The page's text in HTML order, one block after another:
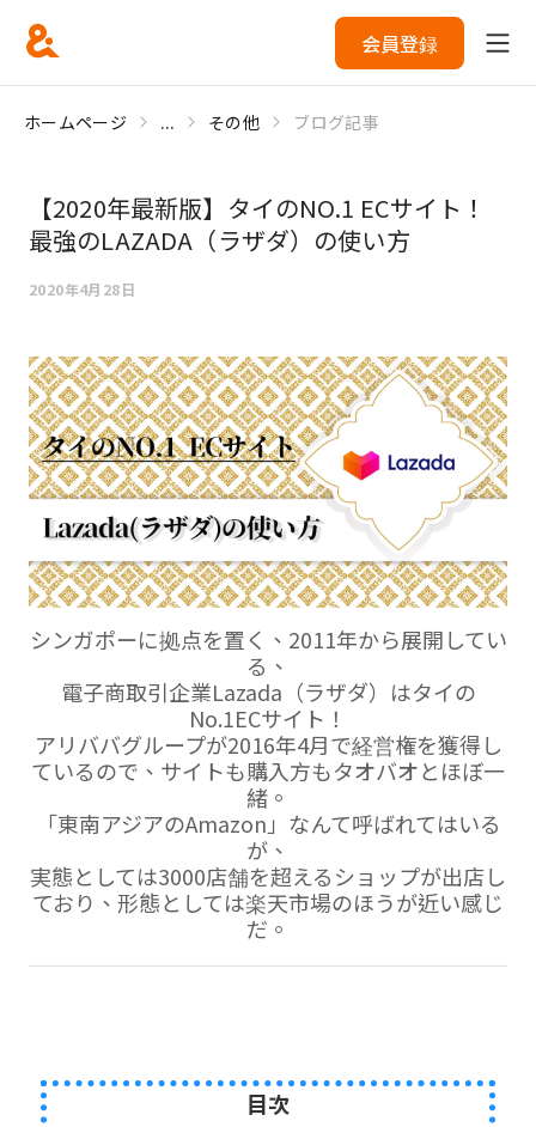
会員登録
ホームページ ... その他 ブログ記事
【2020年最新版】タイのNO.1 ECサイト！
最強のLAZADA（ラザダ）の使い方
2020年4月28日
シンガポーに拠点を置く、2011年から展開してい
る、
電子商取引企業Lazada（ラザダ）はタイの
No.1ECサイト！
アリババグループが2016年4月で経営権を獲得し
ているので、サイトも購入方もタオバオとほぼ一
緒。
「東南アジアのAmazon」なんて呼ばれてはいる
が、
実態としては3000店舗を超えるショップが出店し
ており、形態としては楽天市場のほうが近い感じ
だ。
目次